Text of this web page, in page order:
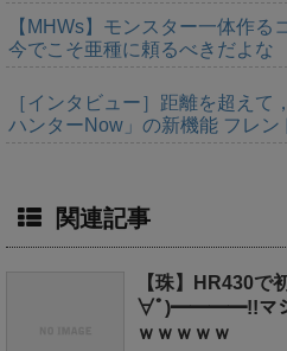
【MHWs】モンスター一体作
今でこそ亜種に頼るべきだよな
［インタビュー］距離を超え
ハンターNow」の新機能 フレン
関連記事
【珠】HR430
∀ﾟ)━━━━!!マジ
ｗｗｗｗｗ